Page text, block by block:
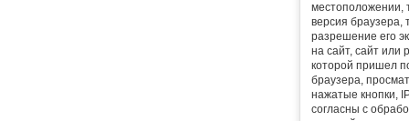
местоположении,
версия браузера,
разрешение его
на сайт, сайт или
которой пришел
браузера,
нажатые кнопки,
согласны с